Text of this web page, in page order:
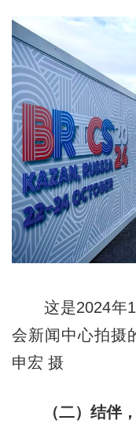
这是2024年10
会新闻中心拍摄
申宏 摄
（二）结伴